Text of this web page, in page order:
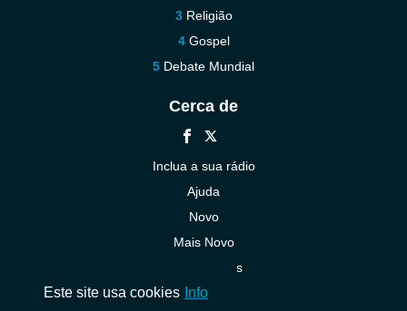
Religião
Gospel
Debate Mundial
Cerca de
Inclua a sua rádio
Ajuda
Novo
Mais Novo
Contacte-nos
Este site usa cookies Info